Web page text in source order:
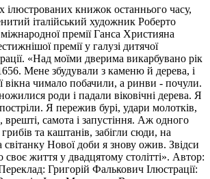
ілюстрованих книжок останнього часу,
італійський художник Роберто
премії Ганса Християна
премії у галузі дитячої
«Над моїми дверима викарбувано рік
Мене збудували з каменю й дерева, і
вікна чимало побачили, а ринви - почули.
роди і падали віковічні дерева. Я
Я пережив бурі, удари молотків,
врешті, самота і запустіння. Аж одного
та каштанів, забігли сюди, на
світанку Нової доби я знову ожив. Звідси
життя у двадцятому столітті». Автор:
Григорій Фалькович Ілюстрації: